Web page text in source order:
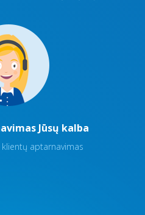
Jūsų kalba
aptarnavimas